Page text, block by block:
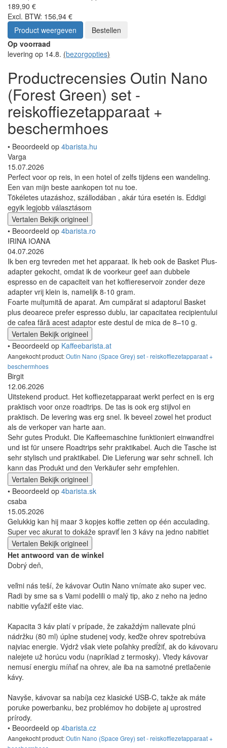
189,90 €
Excl. BTW: 156,94 €
Product weergeven
Bestellen
Op voorraad
levering op 14.8. (bezorgopties)
Productrecensies Outin Nano
(Forest Green) set -
reiskoffiezetapparaat +
beschermhoes
• Beoordeeld op 4barista.hu
Varga
15.07.2026
Perfect voor op reis, in een hotel of zelfs tijdens een wandeling.
Een van mijn beste aankopen tot nu toe.
Tökéletes utazáshoz, szállodában , akár túra esetén is. Eddigi
egyik legjobb választásom
Vertalen Bekijk origineel
• Beoordeeld op 4barista.ro
IRINA IOANA
04.07.2026
Ik ben erg tevreden met het apparaat. Ik heb ook de Basket Plus-
adapter gekocht, omdat ik de voorkeur geef aan dubbele
espresso en de capaciteit van het koffiereservoir zonder deze
adapter vrij klein is, namelijk 8-10 gram.
Foarte mulțumită de aparat. Am cumpărat si adaptorul Basket
plus deoarece prefer espresso dublu, iar capacitatea recipientului
de cafea fără acest adaptor este destul de mica de 8–10 g.
Vertalen Bekijk origineel
• Beoordeeld op Kaffeebarista.at
Aangekocht product:Outin Nano (Space Grey) set - reiskoffiezetapparaat +
beschermhoes
Birgit
12.06.2026
Uitstekend product. Het koffiezetapparaat werkt perfect en is erg
praktisch voor onze roadtrips. De tas is ook erg stijlvol en
praktisch. De levering was erg snel. Ik beveel zowel het product
als de verkoper van harte aan.
Sehr gutes Produkt. Die Kaffeemaschine funktioniert einwandfrei
und ist für unsere Roadtrips sehr praktikabel. Auch die Tasche ist
sehr stylisch und praktikabel. Die Lieferung war sehr schnell. Ich
kann das Produkt und den Verkäufer sehr empfehlen.
Vertalen Bekijk origineel
• Beoordeeld op 4barista.sk
csaba
15.05.2026
Gelukkig kan hij maar 3 kopjes koffie zetten op één acculading.
Super vec akurat to dokáže spraviť len 3 kávy na jedno nabitiet
Vertalen Bekijk origineel
Het antwoord van de winkel
Dobrý deň,
veľmi nás teší, že kávovar Outin Nano vnímate ako super vec.
Radi by sme sa s Vami podelili o malý tip, ako z neho na jedno
nabitie vyťažiť ešte viac.
Kapacita 3 káv platí v prípade, že zakaždým nalievate plnú
nádržku (80 ml) úplne studenej vody, keďže ohrev spotrebúva
najviac energie. Výdrž však viete poľahky predĺžiť, ak do kávovaru
nalejete už horúcu vodu (napríklad z termosky). Vtedy kávovar
nemusí energiu míňať na ohrev, ale iba na samotné pretlačenie
kávy.
Navyše, kávovar sa nabíja cez klasické USB-C, takže ak máte
poruke powerbanku, bez problémov ho dobijete aj uprostred
prírody.
• Beoordeeld op 4barista.cz
Aangekocht product:Outin Nano (Space Grey) set - reiskoffiezetapparaat +